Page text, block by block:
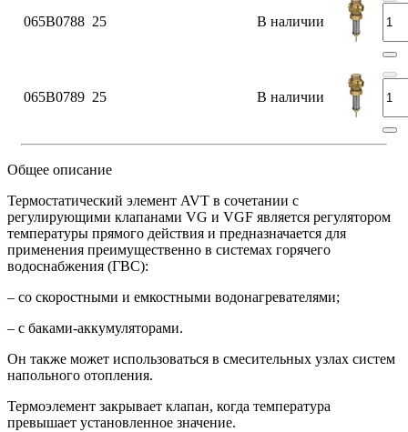
065B0788 25 В наличии
065B0789 25 В наличии
Общее описание
Термостатический элемент AVT в сочетании с
регулирующими клапанами VG и VGF является регулятором
температуры прямого действия и предназначается для
применения преимущественно в системах горячего
водоснабжения (ГВС):
– со скоростными и емкостными водонагревателями;
– с баками-аккумуляторами.
Он также может использоваться в смесительных узлах систем
напольного отопления.
Термоэлемент закрывает клапан, когда температура
превышает установленное значение.